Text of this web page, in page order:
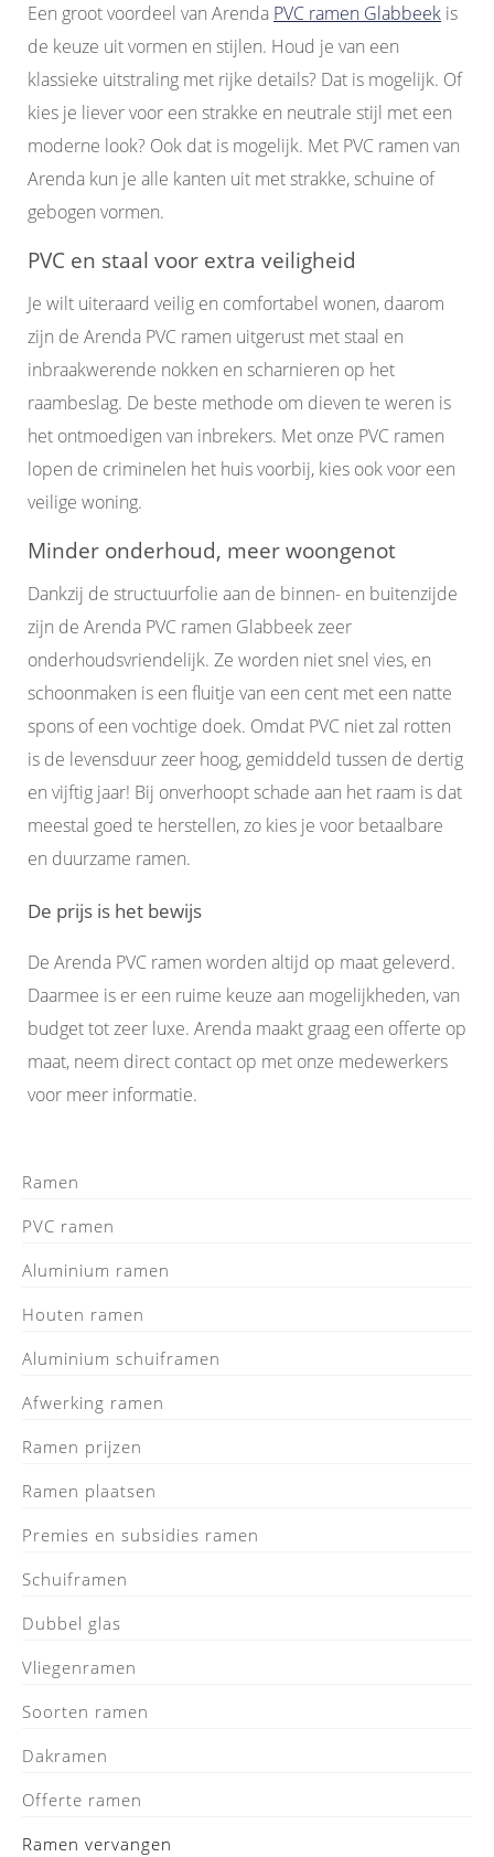
Een groot voordeel van Arenda PVC ramen Glabbeek is
de keuze uit vormen en stijlen. Houd je van een
klassieke uitstraling met rijke details? Dat is mogelijk. Of
kies je liever voor een strakke en neutrale stijl met een
moderne look? Ook dat is mogelijk. Met PVC ramen van
Arenda kun je alle kanten uit met strakke, schuine of
gebogen vormen.
PVC en staal voor extra veiligheid
Je wilt uiteraard veilig en comfortabel wonen, daarom
zijn de Arenda PVC ramen uitgerust met staal en
inbraakwerende nokken en scharnieren op het
raambeslag. De beste methode om dieven te weren is
het ontmoedigen van inbrekers. Met onze PVC ramen
lopen de criminelen het huis voorbij, kies ook voor een
veilige woning.
Minder onderhoud, meer woongenot
Dankzij de structuurfolie aan de binnen- en buitenzijde
zijn de Arenda PVC ramen Glabbeek zeer
onderhoudsvriendelijk. Ze worden niet snel vies, en
schoonmaken is een fluitje van een cent met een natte
spons of een vochtige doek. Omdat PVC niet zal rotten
is de levensduur zeer hoog, gemiddeld tussen de dertig
en vijftig jaar! Bij onverhoopt schade aan het raam is dat
meestal goed te herstellen, zo kies je voor betaalbare
en duurzame ramen.
De prijs is het bewijs
De Arenda PVC ramen worden altijd op maat geleverd.
Daarmee is er een ruime keuze aan mogelijkheden, van
budget tot zeer luxe. Arenda maakt graag een offerte op
maat, neem direct contact op met onze medewerkers
voor meer informatie.
Ramen
PVC ramen
Aluminium ramen
Houten ramen
Aluminium schuiframen
Afwerking ramen
Ramen prijzen
Ramen plaatsen
Premies en subsidies ramen
Schuiframen
Dubbel glas
Vliegenramen
Soorten ramen
Dakramen
Offerte ramen
Ramen vervangen